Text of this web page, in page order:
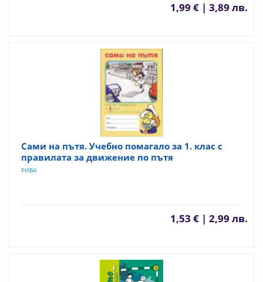
1,99 € | 3,89 лв.
Сами на пътя. Учебно помагало за 1. клас с
правилата за движение по пътя
РИВА
1,53 € | 2,99 лв.